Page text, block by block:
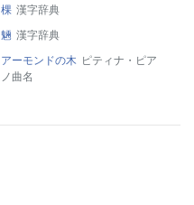
棵 漢字辞典
魎 漢字辞典
アーモンドの木 ピティナ・ピア
ノ曲名